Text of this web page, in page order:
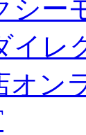
シー
イレ
オン